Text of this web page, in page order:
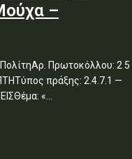
–
Πρωτοκόλλου: 2 5
πράξης: 2.4.7.1 —
«...